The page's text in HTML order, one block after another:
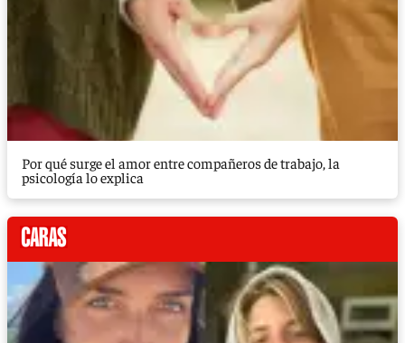
Por qué surge el amor entre compañeros de trabajo, la
psicología lo explica